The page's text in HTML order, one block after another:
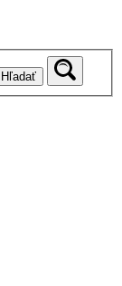
Hľadať